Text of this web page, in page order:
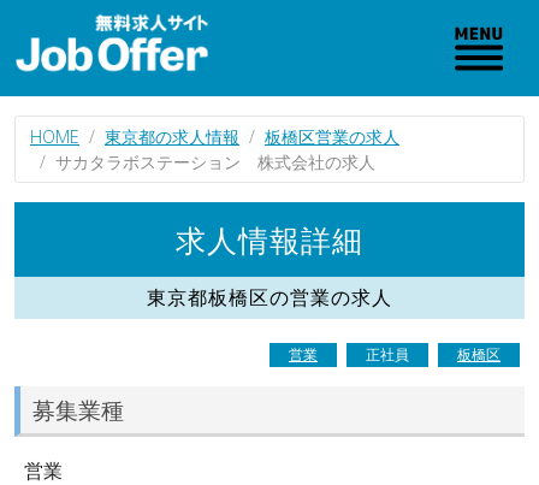
HOME 東京都の求人情報
板橋区営業の求人
サカタラボステーション 株式会社の求人
求人情報詳細
東京都板橋区の営業の求人
営業 正社員 板橋区
募集業種
営業